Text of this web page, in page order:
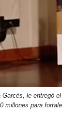
le entregó
millones para